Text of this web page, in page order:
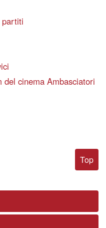
partiti
del cinema Ambasciatori
Top